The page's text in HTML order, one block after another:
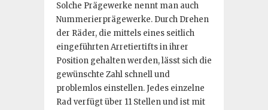
Solche Prägewerke nennt man auch
Nummerierprägewerke. Durch Drehen
der Räder, die mittels eines seitlich
eingeführten Arretiertifts in ihrer
Position gehalten werden, lässt sich die
gewünschte Zahl schnell und
problemlos einstellen. Jedes einzelne
Rad verfügt über 11 Stellen und ist mit